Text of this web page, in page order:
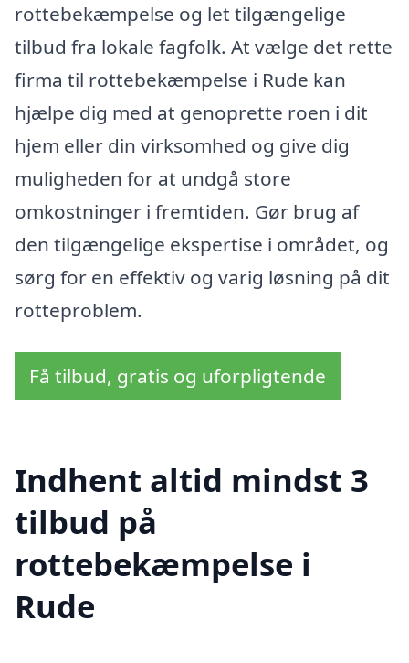
rottebekæmpelse og let tilgængelige
tilbud fra lokale fagfolk. At vælge det rette
firma til rottebekæmpelse i Rude kan
hjælpe dig med at genoprette roen i dit
hjem eller din virksomhed og give dig
muligheden for at undgå store
omkostninger i fremtiden. Gør brug af
den tilgængelige ekspertise i området, og
sørg for en effektiv og varig løsning på dit
rotteproblem.
Få tilbud, gratis og uforpligtende
Indhent altid mindst 3
tilbud på
rottebekæmpelse i
Rude